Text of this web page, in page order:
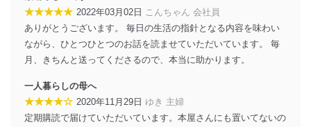
個人情報は、同意を得ずに目的外利用、第三者への提
供・開示は行いません。当社においてはこれらの取り組
みを確実にするため、従業者等の教育を徹底してまいり
ます。また、目的外利用を行わないために、適切な管理
措置を講じます。
法令遵守
当社は、個人情報に関連する法令、国が定める指針及び
その他の規範を遵守します。また、当社の管理の仕組み
★★★★★ 2022年03月02日 こんちゃん 会社員
ありがとうございます。 毎日の生活の指針となる内容を味わい
ながら、ひとつひとつのお話を読ませていただいています。 毎
月、きちんと送ってくださるので、本当に助かります。
一人暮らしの母へ
★★★★☆ 2020年11月29日 ゆき 主婦
定期購読で届けていただいています。本屋さんにも置いてないの